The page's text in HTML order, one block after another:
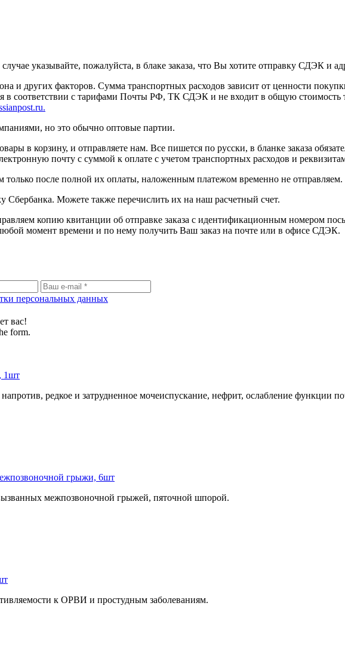
указывайте, пожалуйста, в блаке заказа, что Вы хотите отправку СДЭК и
и других факторов. Сумма транспортных расходов зависит от ценности
в соответствии с тарифами Почты РФ, ТК СДЭК и не входит в общую стоимость
но это обычно оптовые партии.
в корзину, и отправляете нам. Все пишется по русски, в бланке заказа
почту с суммой к оплате с учетом транспортных расходов и
только после полной их оплаты, наложенным платежом временно не отправляем.
Сбербанка. Можете также перечислить их на наш расчетный счет.
копию квитанции об отправке заказа с идентификационным номером
момент времени и по нему получить Ваш заказ на почте или в офисе СДЭК.
персональных данных
вас!
form.
1шт
редкое и затрудненное мочеиспускание, нефрит, ослабление функции
грыжи, 6шт
межпозвоночной грыжей, пяточной шпорой.
к ОРВИ и простудным заболеваниям.